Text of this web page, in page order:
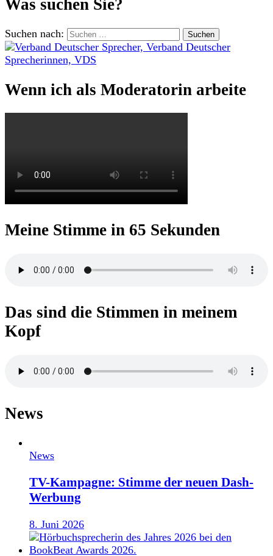
Was suchen Sie?
Suchen nach:
Wenn ich als Moderatorin arbeite
Meine Stimme in 65 Sekunden
Das sind die Stimmen in meinem
Kopf
News
News
TV-Kampagne: Stimme der neuen Dash-
Werbung
8. Juni 2026